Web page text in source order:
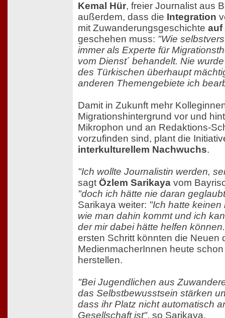
Kemal Hür, freier Journalist aus
außerdem, dass die Integration
mit Zuwanderungsgeschichte auf
geschehen muss: "Wie
immer als Experte für
vom Dienst´ behandelt. Nie
des Türkischen überhaupt
anderen Themengebiete ich
Damit in Zukunft mehr
Migrationshintergrund vor und
Mikrophon und an Redaktions-
vorzufinden sind, plant die
interkulturellem Nachwuchs.
"Ich wollte Journalistin werden,
sagt Özlem Sarikaya vom
"doch ich hätte nie daran
Sarikaya weiter: "Ich hatte keinen
wie man dahin kommt und ich
der mir dabei hätte helfen
ersten Schritt könnten die Neuen
MedienmacherInnen heute
herstellen.
"Bei Jugendlichen aus
das Selbstbewusstsein stärken
dass ihr Platz nicht automatisch
Gesellschaft ist", so Sarikaya.